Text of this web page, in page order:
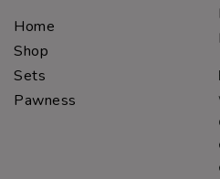
Home
Shop
Sets
Pawness